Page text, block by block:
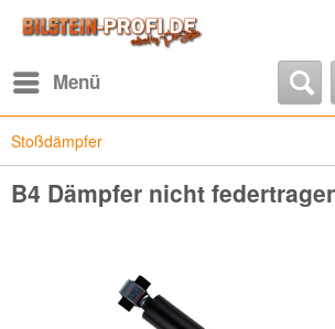
Menü
Stoßdämpfer
B4 Dämpfer nicht